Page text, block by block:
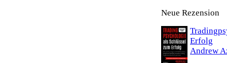
Neue Rezension
Erfolg
Andrew